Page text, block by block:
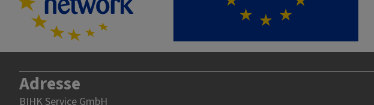
Adresse
BIHK Service GmbH